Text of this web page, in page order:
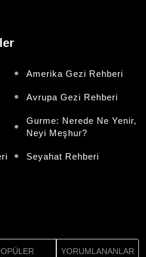
Amerika Gezi Rehberi
Avrupa Gezi Rehberi
Gurme: Nerede Ne Yenir,
Neyi Meşhur?
Seyahat Rehberi
YORUMLANANLAR